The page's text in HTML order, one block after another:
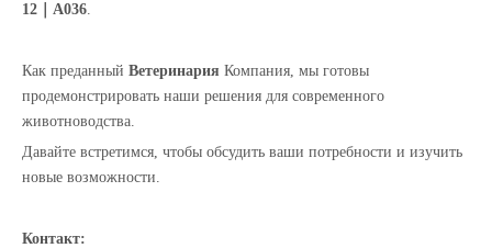
12｜A036.
Как преданный Ветеринария Компания, мы готовы
продемонстрировать наши решения для современного
животноводства.
Давайте встретимся, чтобы обсудить ваши потребности и изучить
новые возможности.
Контакт: